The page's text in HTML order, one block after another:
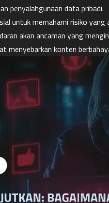
penyalahgunaan data pribadi.
untuk memahami risiko
akan ancaman yang
menyebarkan konten